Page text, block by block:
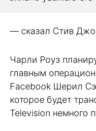
— сказал Стив
Чарли Роуз
главным
Facebook Шерил
которое будет
Television немного